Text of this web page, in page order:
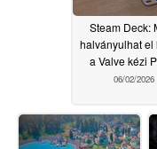
Steam Deck:
halványulhat el
a Valve kézi
06/02/2026